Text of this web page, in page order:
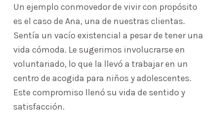
Un ejemplo conmovedor de vivir con propósito
es el caso de Ana, una de nuestras clientas.
Sentía un vacío existencial a pesar de tener una
vida cómoda. Le sugerimos involucrarse en
voluntariado, lo que la llevó a trabajar en un
centro de acogida para niños y adolescentes.
Este compromiso llenó su vida de sentido y
satisfacción.